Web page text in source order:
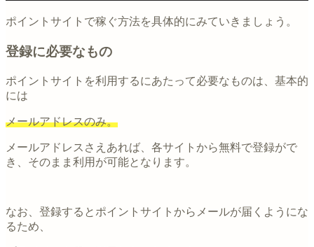
ポイントサイトで稼ぐ方法を具体的にみていきましょう。
登録に必要なもの
ポイントサイトを利用するにあたって必要なものは、基本的
には
メールアドレスのみ。
メールアドレスさえあれば、各サイトから無料で登録がで
き、そのまま利用が可能となります。
なお、登録するとポイントサイトからメールが届くようにな
るため、